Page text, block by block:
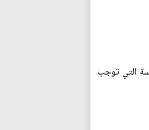
التي توجب